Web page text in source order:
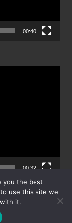
00:40
00:32
you the best
use this site we
it.